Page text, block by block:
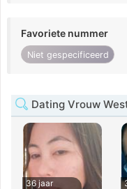
Favoriete nummer
Niet gespecificeerd
Dating Vrouw
36 jaar